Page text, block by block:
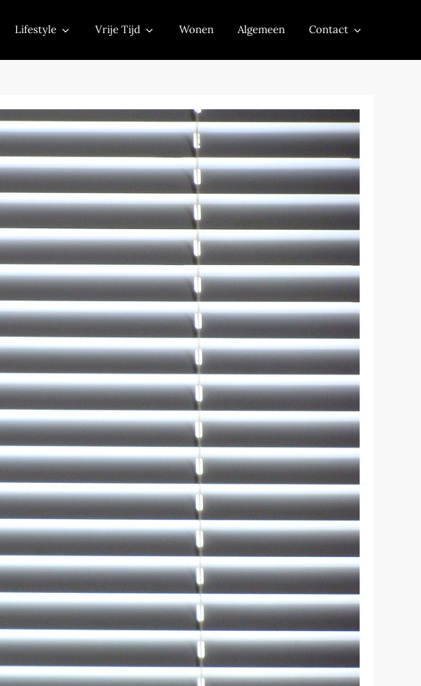
Lifestyle Vrije Tijd Wonen Algemeen Contact